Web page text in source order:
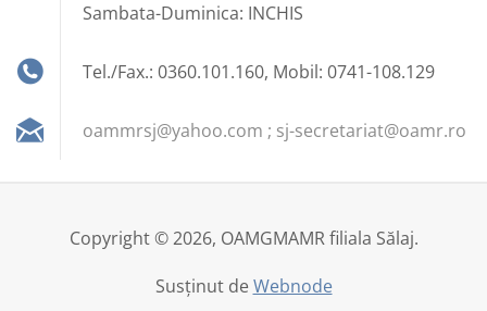
Sambata-Duminica: INCHIS
Tel./Fax.: 0360.101.160, Mobil: 0741-108.129
oammrsj@yahoo.com ; sj-secretariat@oamr.ro
Copyright © 2026, OAMGMAMR filiala Sălaj.
Susținut deWebnode